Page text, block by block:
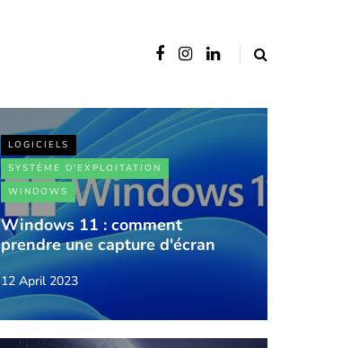
LOGICIELS
SYSTÈME D'EXPLOITATION
WINDOWS
Windows 11 : comment
prendre une capture d'écran
12 April 2023